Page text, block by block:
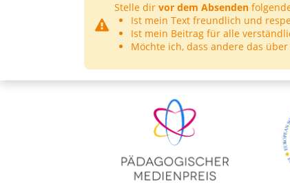
Stelle dir vor dem Absenden
Ist mein Text freundlich und
Ist mein Beitrag für alle
Möchte ich, dass andere das